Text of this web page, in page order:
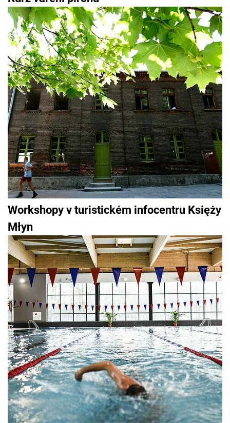
Workshopy v turistickém infocentru Księży
Młyn